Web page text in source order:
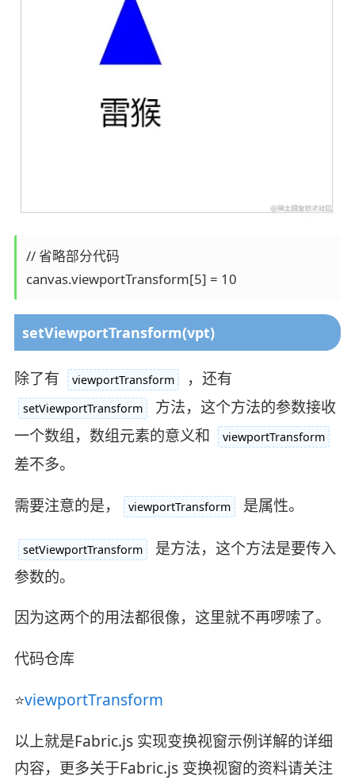
// 省略部分代码
setViewportTransform(vpt)
除了有 viewportTransform ，还有
setViewportTransform
方法，这个方法的参数接收
一个数组，数组元素的意义和
viewportTransform
差不多。
需要注意的是，
viewportTransform 是属性。
setViewportTransform
是方法，这个方法是要传入
参数的。
因为这两个的用法都很像，这里就不再啰嗦了。
代码仓库
⭐viewportTransform
以上就是Fabric.js 实现变换视窗示例详解的详细
内容，更多关于Fabric.js 变换视窗的资料请关注